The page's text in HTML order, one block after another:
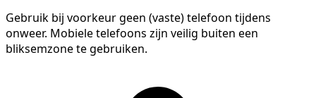
Gebruik bij voorkeur geen (vaste) telefoon tijdens
onweer. Mobiele telefoons zijn veilig buiten een
bliksemzone te gebruiken.